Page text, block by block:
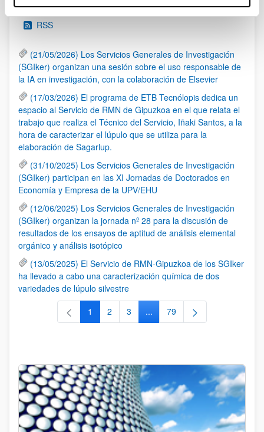
RSS
(21/05/2026) Los Servicios Generales de Investigación
(SGIker) organizan una sesión sobre el uso responsable de
la IA en investigación, con la colaboración de Elsevier
(17/03/2026) El programa de ETB Tecnólopis dedica un
espacio al Servicio de RMN de Gipuzkoa en el que relata el
trabajo que realiza el Técnico del Servicio, Iñaki Santos, a la
hora de caracterizar el lúpulo que se utiliza para la
elaboración de Sagarlup.
(31/10/2025) Los Servicios Generales de Investigación
(SGIker) participan en las XI Jornadas de Doctorados en
Economía y Empresa de la UPV/EHU
(12/06/2025) Los Servicios Generales de Investigación
(SGIker) organizan la jornada nº 28 para la discusión de
resultados de los ensayos de aptitud de análisis elemental
orgánico y análisis isotópico
(13/05/2025) El Servicio de RMN-Gipuzkoa de los SGIker
ha llevado a cabo una caracterización química de dos
variedades de lúpulo silvestre
Página
1 Página
2 Página
3 ...Páginas intermedias Use TAB
Página
79